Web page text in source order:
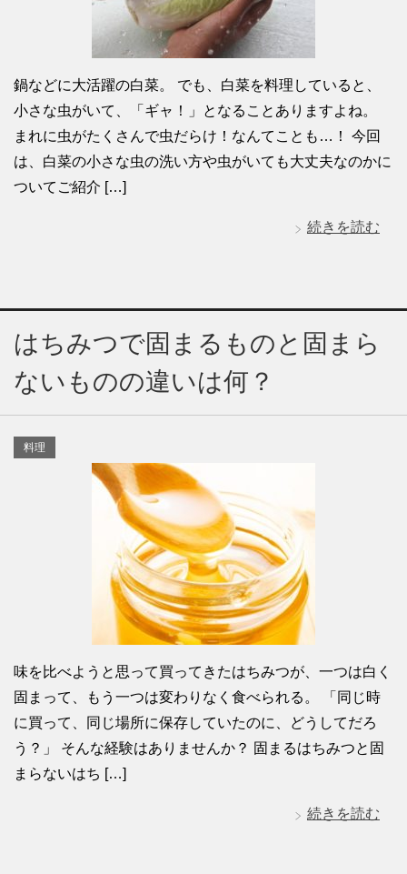
鍋などに大活躍の白菜。 でも、白菜を料理していると、
小さな虫がいて、「ギャ！」となることありますよね。
まれに虫がたくさんで虫だらけ！なんてことも…！ 今回
は、白菜の小さな虫の洗い方や虫がいても大丈夫なのかに
ついてご紹介 […]
続きを読む
はちみつで固まるものと固まら
ないものの違いは何？
料理
味を比べようと思って買ってきたはちみつが、一つは白く
固まって、もう一つは変わりなく食べられる。 「同じ時
に買って、同じ場所に保存していたのに、どうしてだろ
う？」 そんな経験はありませんか？ 固まるはちみつと固
まらないはち […]
続きを読む